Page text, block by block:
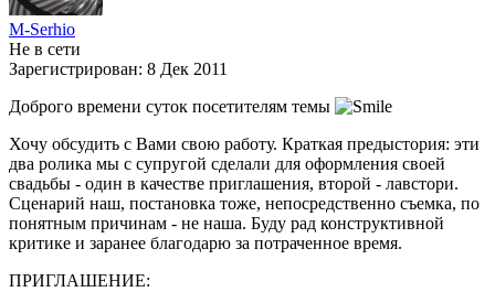
M-Serhio
Не в сети
Зарегистрирован: 8 Дек 2011
Доброго времени суток посетителям темы
Хочу обсудить с Вами свою работу. Краткая предыстория: эти
два ролика мы с супругой сделали для оформления своей
свадьбы - один в качестве приглашения, второй - лавстори.
Сценарий наш, постановка тоже, непосредственно съемка, по
понятным причинам - не наша. Буду рад конструктивной
критике и заранее благодарю за потраченное время.
ПРИГЛАШЕНИЕ: